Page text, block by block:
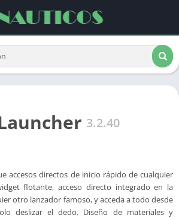
3.2.40
accesos directos de inicio rápido de cualquier
flotante, acceso directo integrado en la
otro lanzador famoso, y acceda a todo desde
deslizar el dedo. Diseño de materiales y